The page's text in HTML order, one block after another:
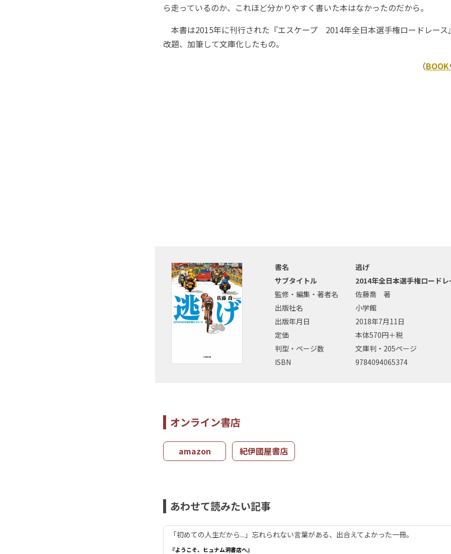
ら走っているのか、これほど分かりやすく書いた本はなかったのだから。
本書は2015年に刊行された『エスケープ 2014年全日本選手権ロードレース
改題、加筆して文庫化したもの。
（
書名
逃げ
サブタイトル
2014年全日本選手権ロードレ
監修・編集・著者名
佐藤喬 著
出版社名
小学館
出版年月日
2018年7月11日
定価
本体570円＋税
判型・ページ数
文庫判・205ページ
ISBN
9784094065374
オンライン書店
amazon 紀伊國屋書店
あわせて読みたい記事
「初めての人生だから...」忘れられない言葉がある、出合えてよかった一冊。
『ようこそ、ヒュナム洞書店へ』